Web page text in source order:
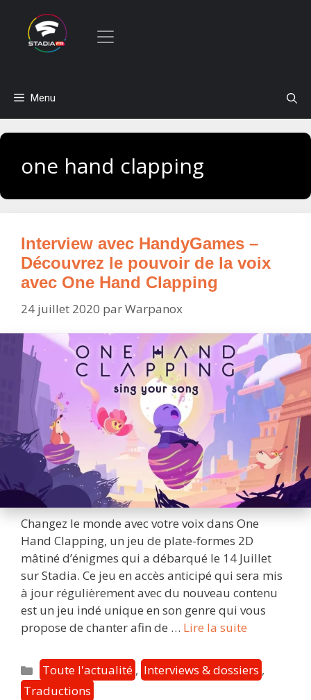
contenu
Menu
one hand clapping
Interview avec HandyGames –
Découvrez le pouvoir de la voix
avec One Hand Clapping
24 juillet 2020 parWarpanox
Changez le monde avec votre voix dans One
Hand Clapping, un jeu de plate-formes 2D
mâtiné d’énigmes qui a débarqué le 14 Juillet
sur Stadia. Ce jeu en accès anticipé qui sera mis
à jour régulièrement avec du nouveau contenu
est un jeu indé unique en son genre qui vous
propose de chanter afin de … Lire la suite
–
Catégories
Toute l'actualité , Interviews & dossiers ,
Traductions